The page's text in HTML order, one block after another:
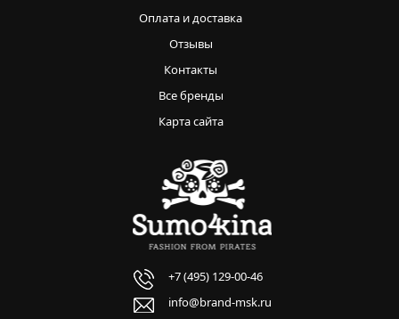
Оплата и доставка
Отзывы
Контакты
Все бренды
Карта сайта
+7 (495) 129-00-46
info@brand-msk.ru